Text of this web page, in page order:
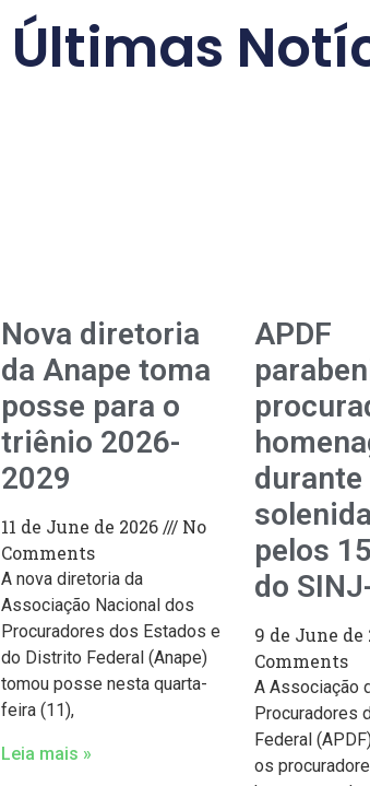
Últimas
Nova diretoria
da Anape toma
posse para o
triênio 2026-
2029
11 de June de 2026
No
Comments
A nova diretoria da
Associação Nacional dos
Procuradores dos Estados e
do Distrito Federal (Anape)
tomou posse nesta quarta-
feira (11),
Leia mais »
APDF
durante
pelos
do
9 de June de
Comments
A Associação
Procuradores
Federal
os